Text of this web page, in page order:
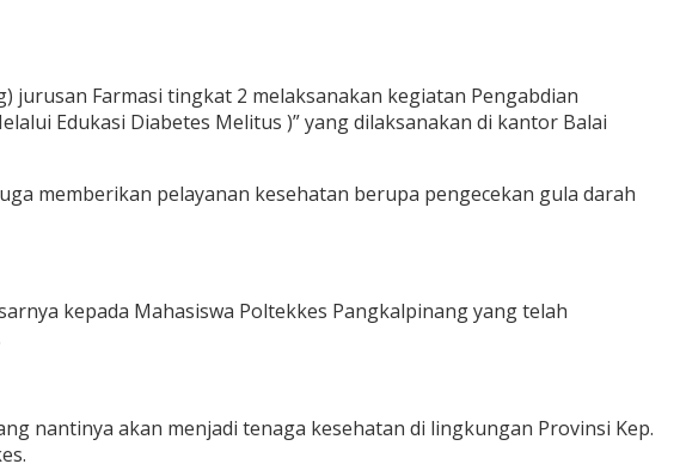
jurusan Farmasi tingkat 2 melaksanakan kegiatan Pengabdian
Edukasi Diabetes Melitus )” yang dilaksanakan di kantor Balai
memberikan pelayanan kesehatan berupa pengecekan gula darah
kepada Mahasiswa Poltekkes Pangkalpinang yang telah
nantinya akan menjadi tenaga kesehatan di lingkungan Provinsi Kep.